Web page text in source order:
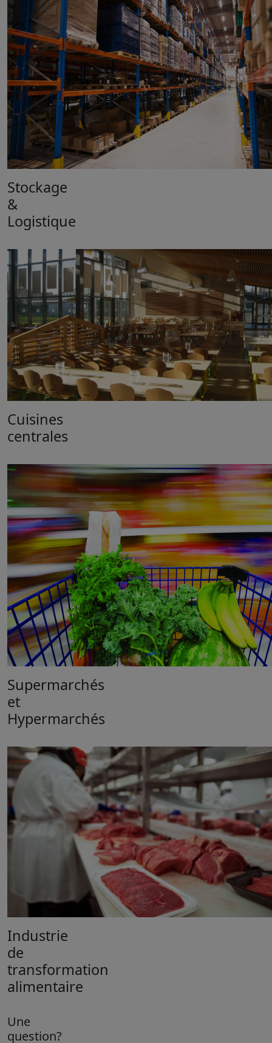
Stockage
&
Logistique
Cuisines
centrales
Supermarchés
et
Hypermarchés
Industrie
de
transformation
alimentaire
Une
question?